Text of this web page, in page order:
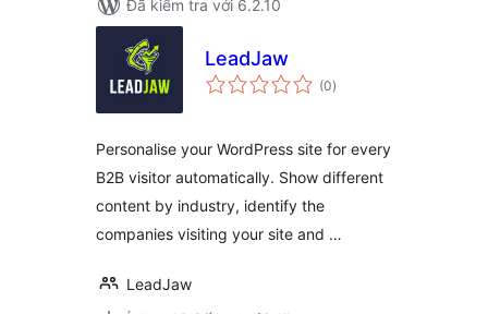
Đã kiểm tra với 6.2.10
LeadJaw
(0tổng
đánh
)
Personalise your WordPress site for every
B2B visitor automatically. Show different
content by industry, identify the
companies visiting your site and …
LeadJaw